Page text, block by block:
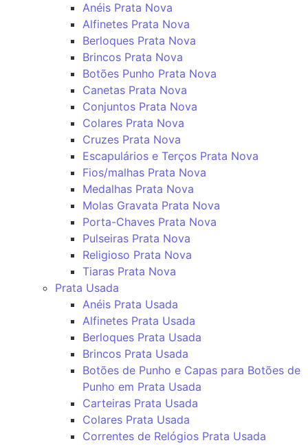
Anéis Prata Nova
Alfinetes Prata Nova
Berloques Prata Nova
Brincos Prata Nova
Botões Punho Prata Nova
Canetas Prata Nova
Conjuntos Prata Nova
Colares Prata Nova
Cruzes Prata Nova
Escapulários e Terços Prata Nova
Fios/malhas Prata Nova
Medalhas Prata Nova
Molas Gravata Prata Nova
Porta-Chaves Prata Nova
Pulseiras Prata Nova
Religioso Prata Nova
Tiaras Prata Nova
Prata Usada
Anéis Prata Usada
Alfinetes Prata Usada
Berloques Prata Usada
Brincos Prata Usada
Botões de Punho e Capas para Botões de
Punho em Prata Usada
Carteiras Prata Usada
Colares Prata Usada
Correntes de Relógios Prata Usada